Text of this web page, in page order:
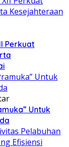
Perkuat
Untuk